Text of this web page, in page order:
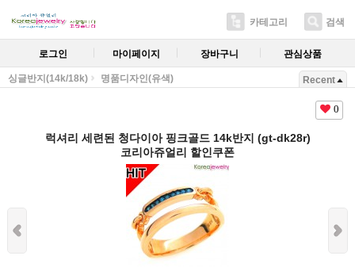
카테고리 검색
로그인 마이페이지 장바구니 관심상품
싱글반지(14k/18k) 명품디자인(유색) Recent
0
럭셔리 세련된 청다이아 핑크골드 14k반지 (gt-dk28r)
코리아쥬얼리 할인쿠폰